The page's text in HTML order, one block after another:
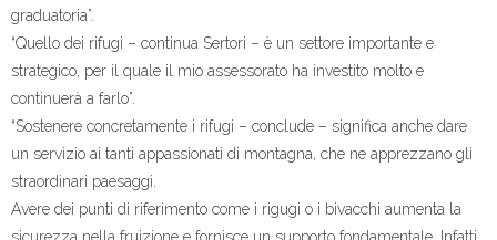
graduatoria”.
“Quello dei rifugi – continua Sertori – è un settore importante e
strategico, per il quale il mio assessorato ha investito molto e
continuerà a farlo”.
“Sostenere concretamente i rifugi – conclude – significa anche dare
un servizio ai tanti appassionati di montagna, che ne apprezzano gli
straordinari paesaggi.
Avere dei punti di riferimento come i rigugi o i bivacchi aumenta la